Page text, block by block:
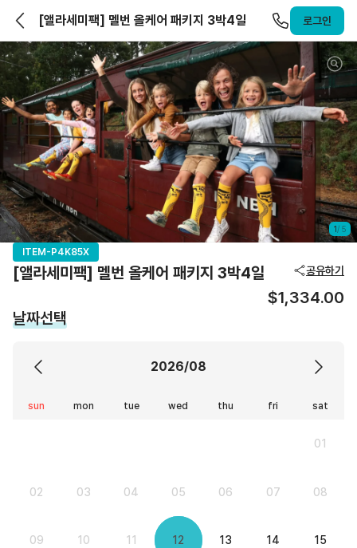
앨라호주 | ELLAHOJU
[앨라세미팩] 멜번 올케어 패키지 3박4일 로그인
1/ 5
ITEM-P4K85X
[앨라세미팩] 멜번 올케어 패키지 3박4일 공유하기
$1,334.00
날짜선택
2026/08
sun mon tue wed thu fri sat
01
02 03 04 05 06 07 08
09 10 11 12 13 14 15